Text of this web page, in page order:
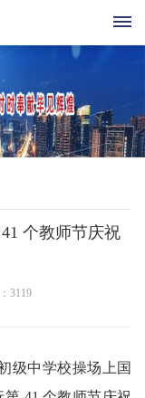
个教师节庆祝
3119
级中学校操场上国